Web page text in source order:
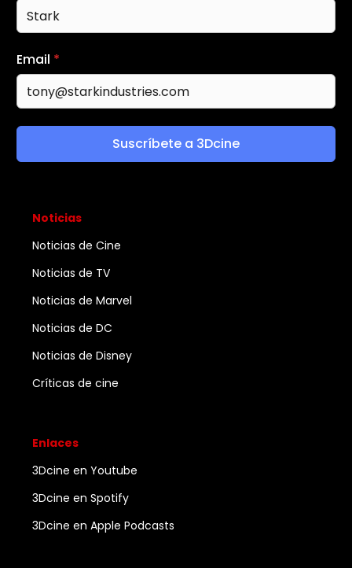
Email *
Suscríbete a 3Dcine
Noticias
Noticias de Cine
Noticias de TV
Noticias de Marvel
Noticias de DC
Noticias de Disney
Críticas de cine
Enlaces
3Dcine en Youtube
3Dcine en Spotify
3Dcine en Apple Podcasts